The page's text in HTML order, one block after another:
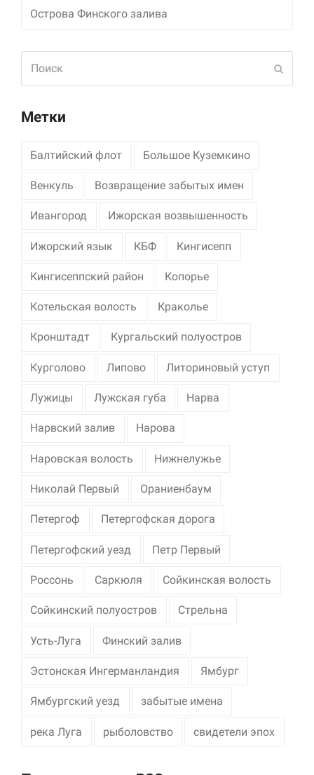
Острова Финского залива
Метки
Балтийский флот Большое Куземкино
Венкуль Возвращение забытых имен
Ивангород Ижорская возвышенность
Ижорский язык КБФ Кингисепп
Кингисеппский район Копорье
Котельская волость Краколье
Кронштадт Кургальский полуостров
Курголово Липово Литориновый уступ
Лужицы Лужская губа Нарва
Нарвский залив Нарова
Наровская волость Нижнелужье
Николай Первый Ораниенбаум
Петергоф Петергофская дорога
Петергофский уезд Петр Первый
Россонь Саркюля Сойкинская волость
Сойкинский полуостров Стрельна
Усть-Луга Финский залив
Эстонская Ингерманландия Ямбург
Ямбургский уезд забытые имена
река Луга рыболовство свидетели эпох